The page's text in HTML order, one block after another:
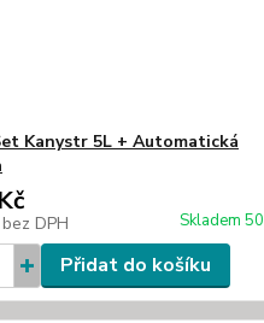
Kanystr 5L + Automatická
bez DPH Skladem 50
Přidat do košíku